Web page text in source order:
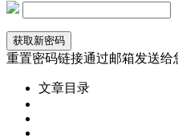
重置密码链接通过邮箱发送给
文章目录